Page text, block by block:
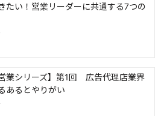
たい！営業リーダーに共通する7つの
営業シリーズ】第1回 広告代理店業界
あるとやりがい